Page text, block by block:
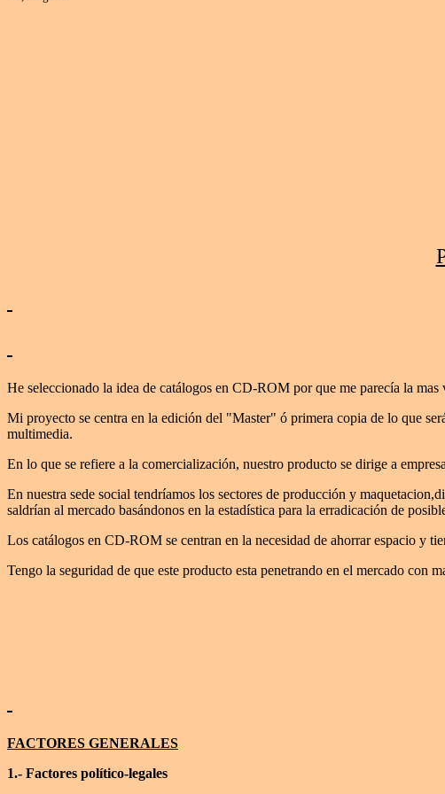
He seleccionado la idea de catálogos en CD-ROM por que me parecía la
Mi proyecto se centra en la edición del "Master" ó primera copia de lo que
multimedia.
En lo que se refiere a la comercialización, nuestro producto se dirige a
En nuestra sede social tendríamos los sectores de producción y
saldrían al mercado basándonos en la estadística para la erradicación de
Los catálogos en CD-ROM se centran en la necesidad de ahorrar espacio y
Tengo la seguridad de que este producto esta penetrando en el mercado con
FACTORES GENERALES
1.- Factores político-legales